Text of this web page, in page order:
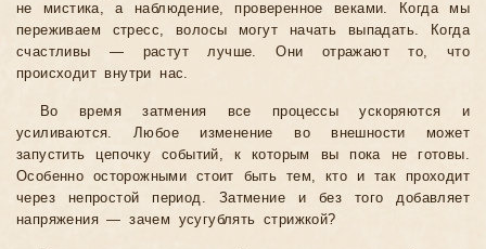
не мистика, а наблюдение, проверенное веками. Когда мы
переживаем стресс, волосы могут начать выпадать. Когда
счастливы — растут лучше. Они отражают то, что
происходит внутри нас.
Во время затмения все процессы ускоряются и
усиливаются. Любое изменение во внешности может
запустить цепочку событий, к которым вы пока не готовы.
Особенно осторожными стоит быть тем, кто и так проходит
через непростой период. Затмение и без того добавляет
напряжения — зачем усугублять стрижкой?